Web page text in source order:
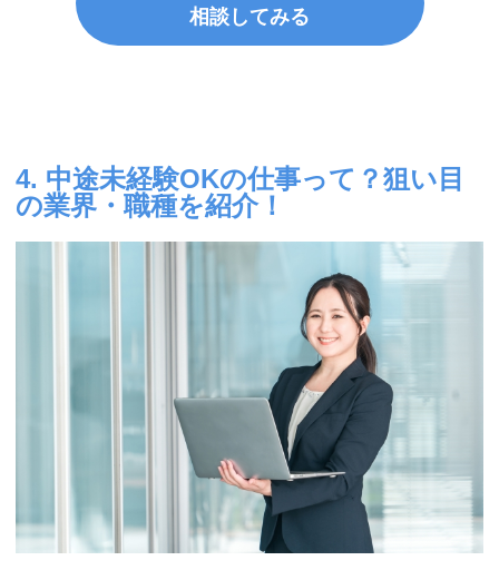
相談してみる
4. 中途未経験OKの仕事って？狙い目
の業界・職種を紹介！